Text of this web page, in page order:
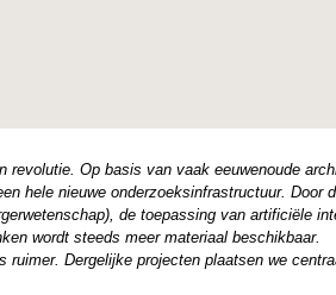
revolutie. Op basis van vaak eeuwenoude
hele nieuwe onderzoeksinfrastructuur. Door
de toepassing van artificiële
wordt steeds meer materiaal beschikbaar.
ruimer. Dergelijke projecten plaatsen we